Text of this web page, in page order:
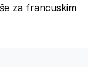
za francuskim